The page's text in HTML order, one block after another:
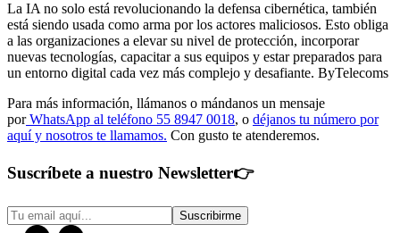
La IA no solo está revolucionando la defensa cibernética, también
está siendo usada como arma por los actores maliciosos. Esto obliga
a las organizaciones a elevar su nivel de protección, incorporar
nuevas tecnologías, capacitar a sus equipos y estar preparados para
un entorno digital cada vez más complejo y desafiante. ByTelecoms
Para más información, llámanos o mándanos un mensaje
porWhatsApp al teléfono 55 8947 0018, o déjanos tu número por
aquí y nosotros te llamamos. Con gusto te atenderemos.
Suscríbete a nuestro Newsletter👉
Suscribirme